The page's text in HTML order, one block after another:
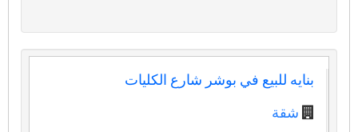
بنايه للبيع في بوشر شارع الكليات
شقة